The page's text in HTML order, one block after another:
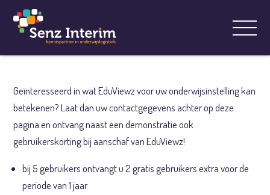
Geïnteresseerd in wat EduViewz voor uw onderwijsinstelling kan
betekenen? Laat dan uw contactgegevens achter op deze
pagina en ontvang naast een demonstratie ook
gebruikerskorting bij aanschaf van EduViewz!
bij 5 gebruikers ontvangt u 2 gratis gebruikers extra voor de
periode van 1 jaar